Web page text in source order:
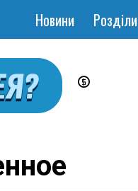
Основная
Новини Розділи